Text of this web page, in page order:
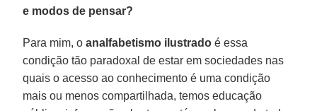
e modos de pensar?
Para mim, oanalfabetismo ilustrado é essa
condição tão paradoxal de estar em sociedades nas
quais o acesso ao conhecimento é uma condição
mais ou menos compartilhada, temos educação